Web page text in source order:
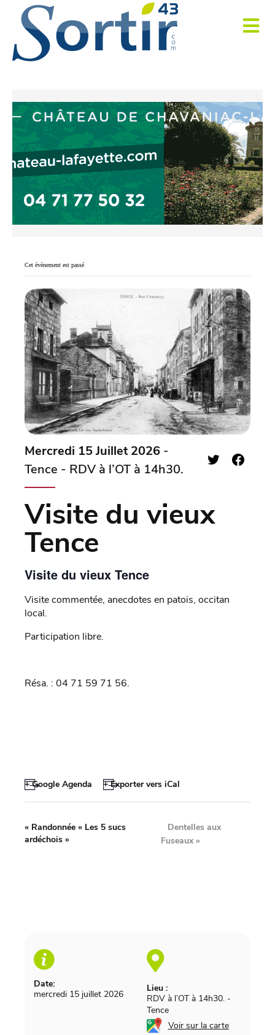
Cet évènement est passé
Mercredi 15 Juillet 2026 -
Tence - RDV à l’OT à 14h30.
Visite du vieux
Tence
Visite du vieux Tence
Visite commentée, anecdotes en patois, occitan
local.
Participation libre.
Résa. : 04 71 59 71 56.
+ Google Agenda + Exporter vers iCal
Date:
mercredi 15 juillet 2026
Lieu :
RDV à l’OT à 14h30. -
Tence
Voir sur la carte
« Randonnée « Les 5 sucs
ardéchois »
Dentelles aux
Fuseaux»